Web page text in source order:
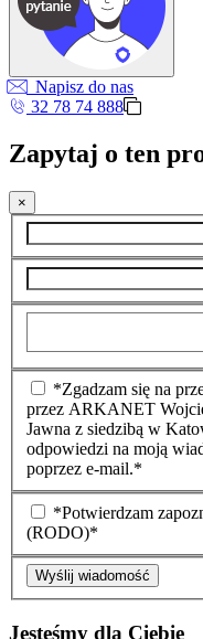
Napisz do nas
32 78 74 888
Zapytaj o ten
×
*Zgadzam się na
przez ARKANET
Jawna z siedzibą w
odpowiedzi na moją
poprzez e-mail.*
*Potwierdzam
(RODO)*
Wyślij wiadomość
Jesteśmy dla Ciebie